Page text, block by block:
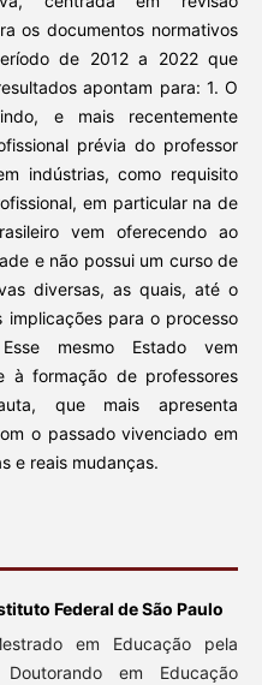
os documentos normativos
de 2012 a 2022 que
apontam para: 1. O
e mais recentemente
prévia do professor
indústrias, como requisito
em particular na de
vem oferecendo ao
e não possui um curso de
diversas, as quais, até o
implicações para o processo
mesmo Estado vem
à formação de professores
que mais apresenta
o passado vivenciado em
e reais mudanças.
Federal de São Paulo
em Educação pela
em Educação